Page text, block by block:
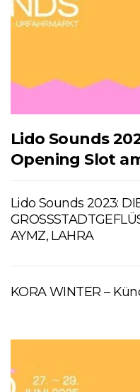
Lido Sounds
Opening Slot
Lido Sounds 2023:
AYMZ, LAHRA
KORA WINTER –